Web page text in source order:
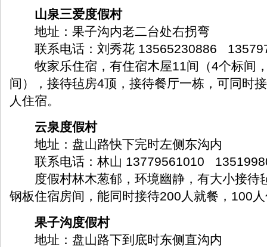
山泉三爱度假村
地址：果子沟内老二台处右拐弯
联系电话：刘秀花 13565230886
牧家乐住宿，有住宿木屋11间（4个标间
间），接待毡房4顶，接待餐厅一栋，可同时
人住宿。
云泉度假村
地址：盘山路快下完时左侧东沟内
联系电话：林山 13779561010
度假村林木葱郁，环境幽静，有大小接待
钢板住宿房间，能同时接待200人就餐，100
果子沟度假村
地址：盘山路下到底时东侧直沟内